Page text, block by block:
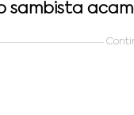
sambista